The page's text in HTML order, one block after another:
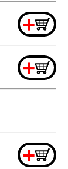
+
+
puede pedir
+